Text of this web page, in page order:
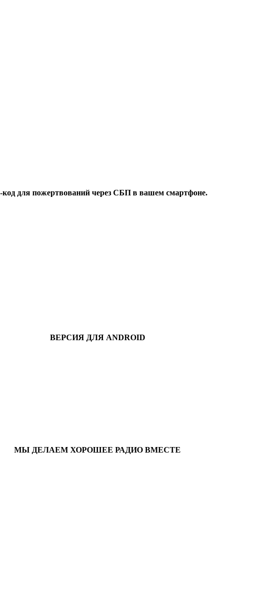
код для пожертвований через СБП в вашем смартфоне.
ВЕРСИЯ ДЛЯ ANDROID
МЫ ДЕЛАЕМ ХОРОШЕЕ РАДИО ВМЕСТЕ